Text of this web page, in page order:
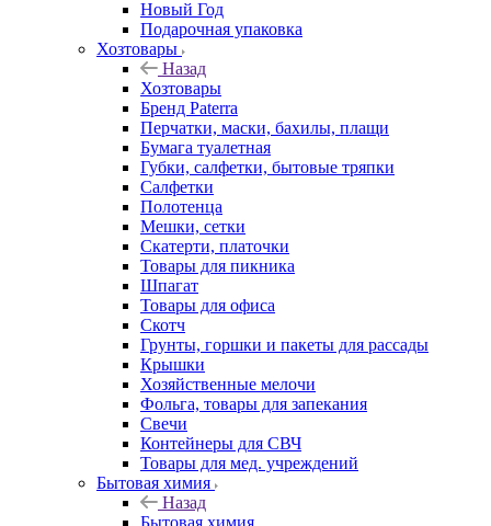
Новый Год
Подарочная упаковка
Хозтовары
Назад
Хозтовары
Бренд Paterra
Перчатки, маски, бахилы, плащи
Бумага туалетная
Губки, салфетки, бытовые тряпки
Салфетки
Полотенца
Мешки, сетки
Скатерти, платочки
Товары для пикника
Шпагат
Товары для офиса
Скотч
Грунты, горшки и пакеты для рассады
Крышки
Хозяйственные мелочи
Фольга, товары для запекания
Свечи
Контейнеры для СВЧ
Товары для мед. учреждений
Бытовая химия
Назад
Бытовая химия